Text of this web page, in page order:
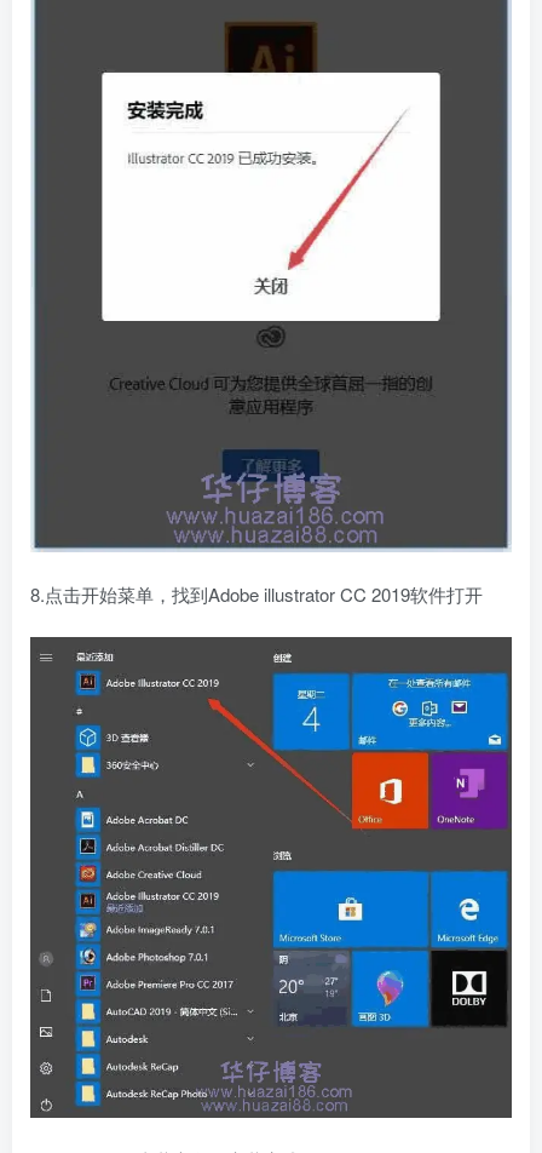
8.点击开始菜单，找到Adobe illustrator CC 2019软件打开